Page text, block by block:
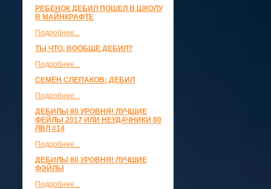
РЕБЕНОК ДЕБИЛ ПОШЕЛ В ШКОЛУ
В МАЙНКРАФТЕ
Подробнее...
ТЫ ЧТО, ВООБЩЕ ДЕБИЛ?
Подробнее...
СЕМЁН СЛЕПАКОВ: ДЕБИЛ
Подробнее...
ДЕБИЛЫ 80 УРОВНЯ! ЛУЧШИЕ
ФЕЙЛЫ 2017 ИЛИ НЕУДАЧНИКИ 80
ЛВЛ #14
Подробнее...
ДЕБИЛЫ 80 УРОВНЯ! ЛУЧШИЕ
ФЭЙЛЫ
Подробнее...